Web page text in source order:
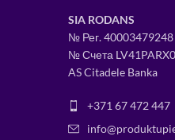
SIA RODANS
№ Рег.40003479248
№ Счета
AS Citadele Banka
+371 67 472 447